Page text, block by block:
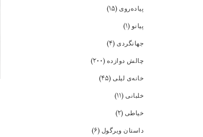
پیاده‌روی (۱۵)
پیانو(۱)
جهانگردی (۴)
چالش دوازده (۲۰۰)
خانه‌ی لیلی (۴۵)
خلبانی (۱۱)
خیاطی (۲)
داستان ویرگول (۶)